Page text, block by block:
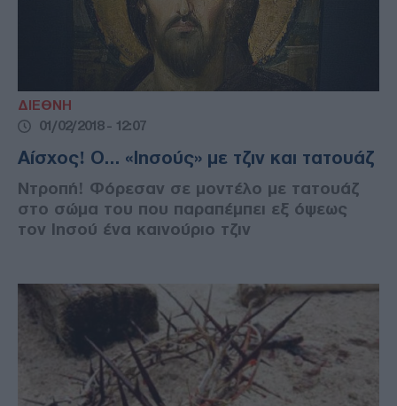
ΔΙΕΘΝΗ
01/02/2018 - 12:07
Αίσχος! O… «Ιησούς» με τζιν και τατουάζ
Ντροπή! Φόρεσαν σε μοντέλο με τατουάζ
στο σώμα του που παραπέμπει εξ όψεως
τον Ιησού ένα καινούριο τζιν